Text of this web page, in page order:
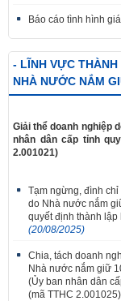
Báo cáo tình hình
- LĨNH VỰC THÀNH
NHÀ NƯỚC NẮM
Giải thể doanh nghiệp
nhân dân cấp tỉnh
2.001021)
Tạm ngừng, đình
do Nhà nước nắm
quyết định thành lập
(20/08/2025)
Chia, tách doanh
Nhà nước nắm giữ
(Ủy ban nhân dân
(mã TTHC 2.001025)